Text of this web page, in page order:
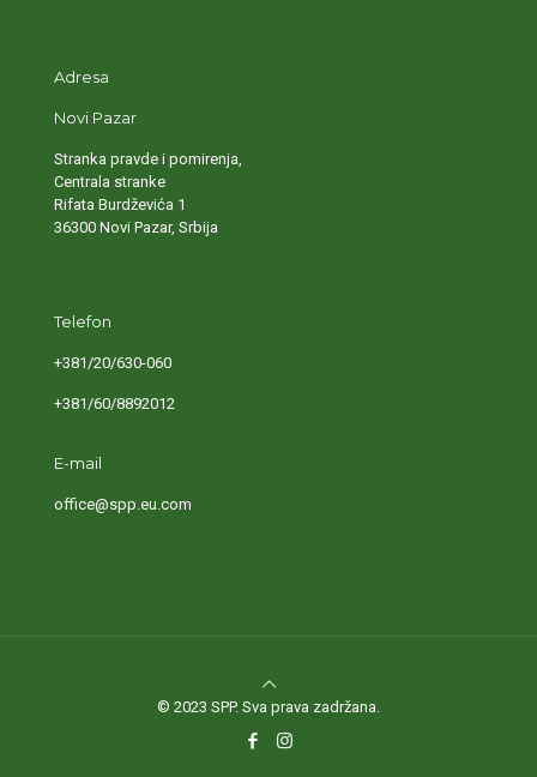
Adresa
Novi Pazar
Stranka pravde i pomirenja,
Centrala stranke
Rifata Burdževića 1
36300 Novi Pazar, Srbija
Telefon
+381/20/630-060
+381/60/8892012
E-mail
office@spp.eu.com
© 2023 SPP. Sva prava zadržana.